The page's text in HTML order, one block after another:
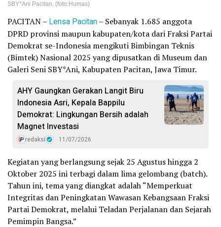
SBY*Ani Pacitan. (foto:Humas)
PACITAN – Lensa Pacitan– Sebanyak 1.685 anggota
DPRD provinsi maupun kabupaten/kota dari Fraksi Partai
Demokrat se-Indonesia mengikuti Bimbingan Teknis
(Bimtek) Nasional 2025 yang dipusatkan di Museum dan
Galeri Seni SBY*Ani, Kabupaten Pacitan, Jawa Timur.
AHY Gaungkan Gerakan Langit Biru
Indonesia Asri, Kepala Bappilu
Demokrat: Lingkungan Bersih adalah
Magnet Investasi
redaksi 11/07/2026
Kegiatan yang berlangsung sejak 25 Agustus hingga 2
Oktober 2025 ini terbagi dalam lima gelombang (batch).
Tahun ini, tema yang diangkat adalah “Memperkuat
Integritas dan Peningkatan Wawasan Kebangsaan Fraksi
Partai Demokrat, melalui Teladan Perjalanan dan Sejarah
Pemimpin Bangsa.”